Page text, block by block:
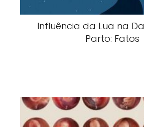
Influência da Lua na
Parto: Fatos